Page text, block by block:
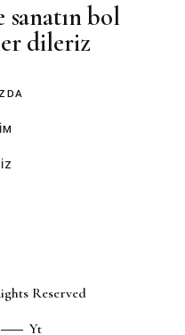
bol
dileriz
Reserved
Yt